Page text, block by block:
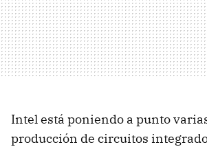
Intel está poniendo a punto
producción de circuitos